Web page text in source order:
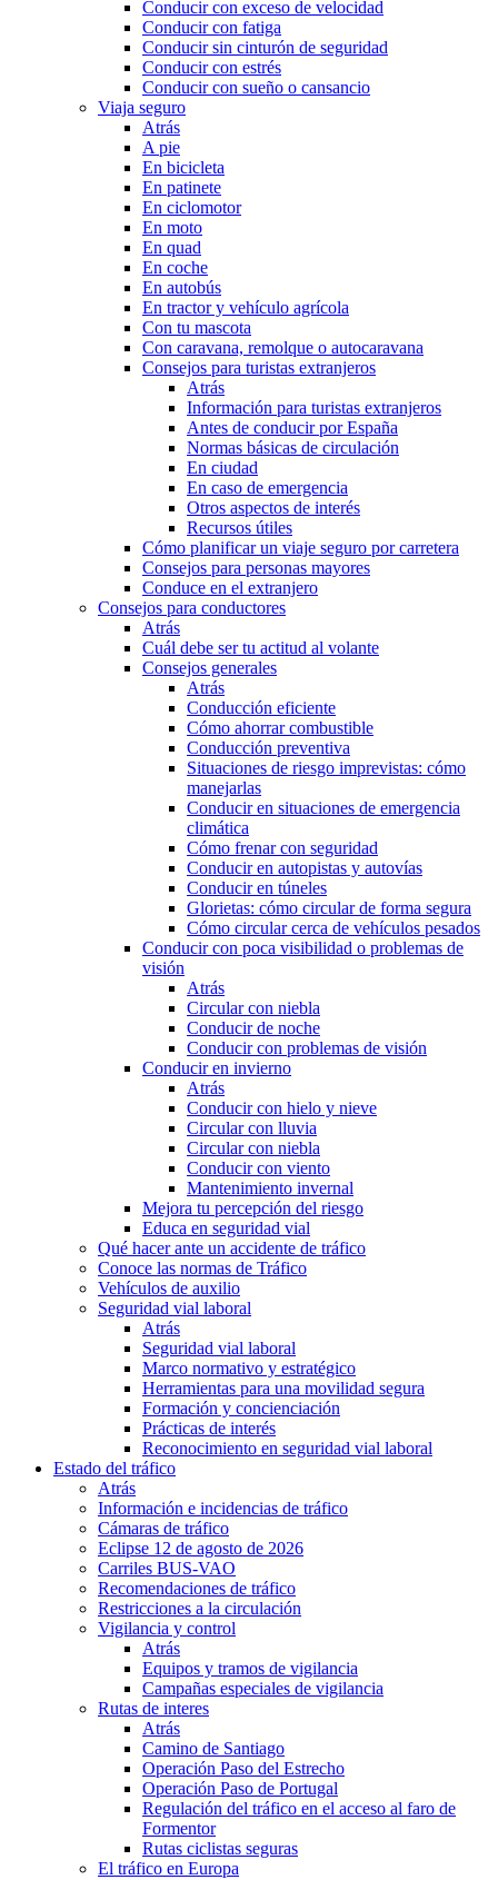
Conducir con exceso de velocidad
Conducir con fatiga
Conducir sin cinturón de seguridad
Conducir con estrés
Conducir con sueño o cansancio
Viaja seguro
Atrás
A pie
En bicicleta
En patinete
En ciclomotor
En moto
En quad
En coche
En autobús
En tractor y vehículo agrícola
Con tu mascota
Con caravana, remolque o autocaravana
Consejos para turistas extranjeros
Atrás
Información para turistas extranjeros
Antes de conducir por España
Normas básicas de circulación
En ciudad
En caso de emergencia
Otros aspectos de interés
Recursos útiles
Cómo planificar un viaje seguro por carretera
Consejos para personas mayores
Conduce en el extranjero
Consejos para conductores
Atrás
Cuál debe ser tu actitud al volante
Consejos generales
Atrás
Conducción eficiente
Cómo ahorrar combustible
Conducción preventiva
Situaciones de riesgo imprevistas: cómo
manejarlas
Conducir en situaciones de emergencia
climática
Cómo frenar con seguridad
Conducir en autopistas y autovías
Conducir en túneles
Glorietas: cómo circular de forma segura
Cómo circular cerca de vehículos pesados
Conducir con poca visibilidad o problemas de
visión
Atrás
Circular con niebla
Conducir de noche
Conducir con problemas de visión
Conducir en invierno
Atrás
Conducir con hielo y nieve
Circular con lluvia
Circular con niebla
Conducir con viento
Mantenimiento invernal
Mejora tu percepción del riesgo
Educa en seguridad vial
Qué hacer ante un accidente de tráfico
Conoce las normas de Tráfico
Vehículos de auxilio
Seguridad vial laboral
Atrás
Seguridad vial laboral
Marco normativo y estratégico
Herramientas para una movilidad segura
Formación y concienciación
Prácticas de interés
Reconocimiento en seguridad vial laboral
Estado del tráfico
Atrás
Información e incidencias de tráfico
Cámaras de tráfico
Eclipse 12 de agosto de 2026
Carriles BUS-VAO
Recomendaciones de tráfico
Restricciones a la circulación
Vigilancia y control
Atrás
Equipos y tramos de vigilancia
Campañas especiales de vigilancia
Rutas de interes
Atrás
Camino de Santiago
Operación Paso del Estrecho
Operación Paso de Portugal
Regulación del tráfico en el acceso al faro de
Formentor
Rutas ciclistas seguras
El tráfico en Europa